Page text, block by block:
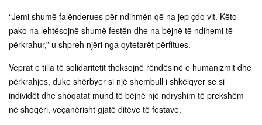
“Jemi shumë falënderues për ndihmën që na jep çdo vit. Këto
pako na lehtësojnë shumë festën dhe na bëjnë të ndihemi të
përkrahur,” u shpreh njëri nga qytetarët përfitues.
Veprat e tilla të solidaritetit theksojnë rëndësinë e humanizmit dhe
përkrahjes, duke shërbyer si një shembull i shkëlqyer se si
individët dhe shoqatat mund të bëjnë një ndryshim të prekshëm
në shoqëri, veçanërisht gjatë ditëve të festave.